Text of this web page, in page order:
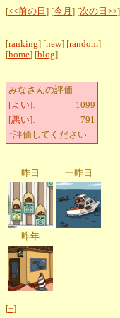
[<<前の日 ] [今月 ] [次の日>>]
[ranking] [new] [random]
[home] [blog]
みなさんの評価
[よい]:
1099
[悪い]:
791
↑評価してください
昨日 一昨日
昨年
[+]